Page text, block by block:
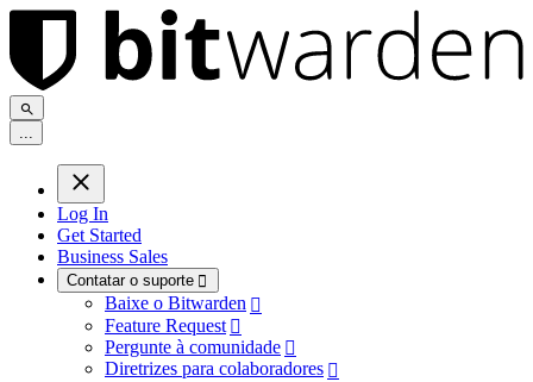
...
Log In
Get Started
Business Sales
Contatar o suporte 
Baixe o Bitwarden 
Feature Request 
Pergunte à comunidade 
Diretrizes para colaboradores 